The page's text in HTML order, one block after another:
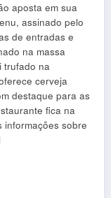
aposta em sua
assinado pelo
de entradas e
na massa
trufado na
cerveja
destaque para as
fica na
informações sobre